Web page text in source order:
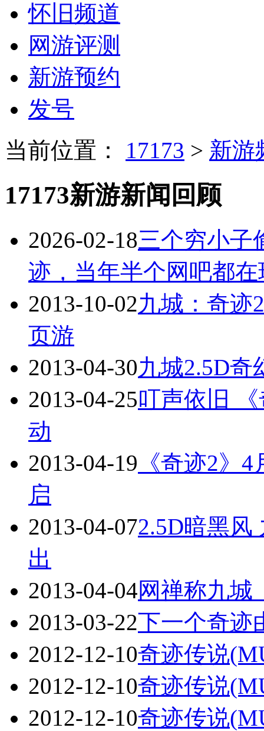
怀旧频道
网游评测
新游预约
发号
当前位置： 17173 > 新游
17173新游新闻回顾
2026-02-18三个穷小子
迹，当年半个网吧都在
2013-10-02九城：奇迹
页游
2013-04-30九城2.5D奇
2013-04-25叮声依旧
动
2013-04-19 《奇迹2》
启
2013-04-072.5D暗黑风
出
2013-04-04网禅称九城
2013-03-22下一个奇迹
2012-12-10奇迹传说
2012-12-10奇迹传说
2012-12-10奇迹传说